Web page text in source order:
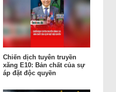
Chiến dịch tuyên truyền
xăng E10: Bản chất của sự
áp đặt độc quyền